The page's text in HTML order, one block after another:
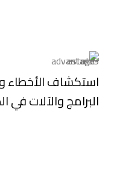
استكشاف الأخطاء
البرامج والآلات في